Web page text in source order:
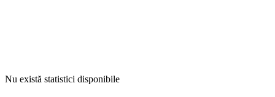
Nu există statistici disponibile